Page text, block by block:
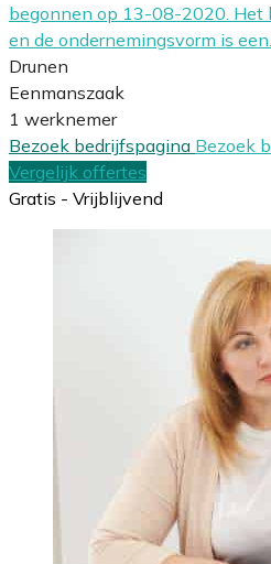
begonnen op 13-08-2020. Het
en de ondernemingsvorm is een…
Drunen
Eenmanszaak
1 werknemer
Bezoek bedrijfspagina Bezoek
Vergelijk offertes
Gratis - Vrijblijvend